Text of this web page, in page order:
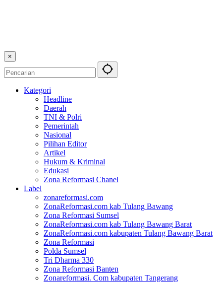
×
Kategori
Headline
Daerah
TNI & Polri
Pemerintah
Nasional
Pilihan Editor
Artikel
Hukum & Kriminal
Edukasi
Zona Reformasi Chanel
Label
zonareformasi.com
ZonaReformasi.com kab Tulang Bawang
Zona Reformasi Sumsel
ZonaReformasi.com kab Tulang Bawang Barat
ZonaReformasi.com kabupaten Tulang Bawang Barat
Zona Reformasi
Polda Sumsel
Tri Dharma 330
Zona Reformasi Banten
Zonareformasi. Com kabupaten Tangerang